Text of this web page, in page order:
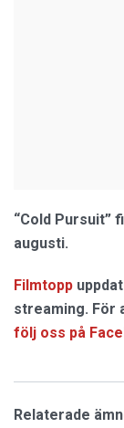
“Cold Pursuit”
augusti.
Filmtopp
streaming. För
följ oss på
Relaterade